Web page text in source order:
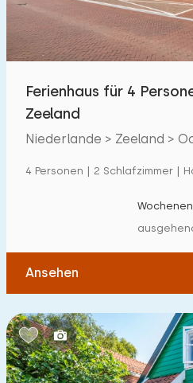
Entfernungen
Von Oostkapelle(max. km):
Zum Meer(max. km):
10
1 2
Zum Wasser(max. km)
1 2 5 10
Ferienhaus für 4
Zeeland
Niederlande > Zeeland >
4 Personen | 2 Schlafzimmer |
Ansehen